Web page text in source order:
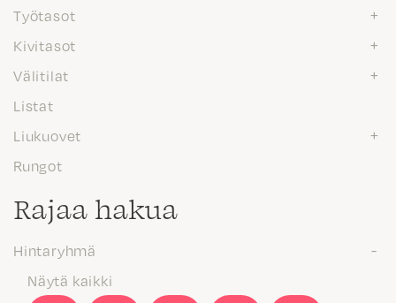
Työtasot
Kivitasot
Välitilat
Listat
Liukuovet
Rungot
Rajaa hakua
Hintaryhmä
Näytä kaikki